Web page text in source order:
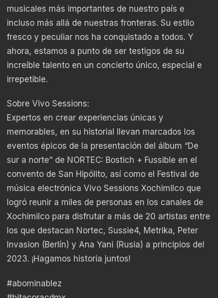
musicales más importantes de nuestro país e
incluso más allá de nuestras fronteras. Su estilo
fresco y peculiar nos ha conquistado a todos. Y
ahora, estamos a punto de ser testigos de su
increíble talento en un concierto único, especial e
irrepetible.
Sobre Vivo Sessions:
Expertos en crear experiencias únicas y
memorables, en su historial llevan marcados los
eventos épicos de la presentación del álbum “De
sur a norte” de NORTEC: Bostich + Fussible en el
convento de San Hipólito, así como el Festival de
música electrónica Vivo Sessions Xochimilco que
logró reunir a miles de personas en los canales de
Xochimilco para disfrutar a más de 20 artistas entre
los que destacan Nortec, Sussie4, Metrika, Peter
Invasion (Berlín) y Ana Yani (Rusia) a principios del
2023. ¡Hagamos historia juntos!
#abominablez